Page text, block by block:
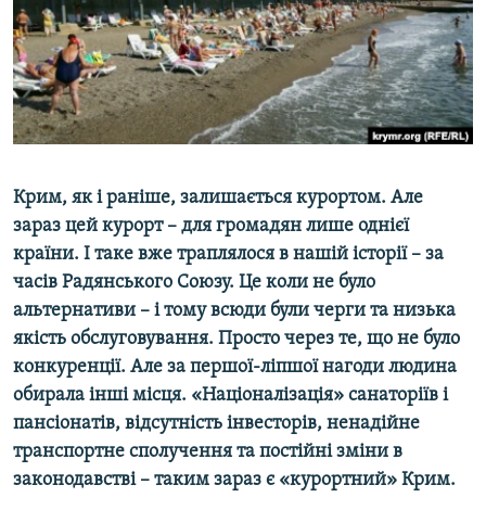
ДЕПОРТАЦІЯ
ВІДЕОУРОКИ «ELIFBE»
СВІДЧЕННЯ ОКУПАЦІЇ
УКРАЇНСЬКА ПРОБЛЕМА КРИМУ
ЯК ОБІЙТИ БЛОКУВАННЯ
Русский
Qırımtatar
Крим, як і раніше, залишається курортом. Але
зараз цей курорт – для громадян лише однієї
країни. І таке вже траплялося в нашій історії – за
часів Радянського Союзу. Це коли не було
альтернативи – і тому всюди були черги та низька
якість обслуговування. Просто через те, що не було
конкуренції. Але за першої-ліпшої нагоди людина
обирала інші місця. «Націоналізація» санаторіїв і
пансіонатів, відсутність інвесторів, ненадійне
транспортне сполучення та постійні зміни в
законодавстві – таким зараз є «курортний» Крим.